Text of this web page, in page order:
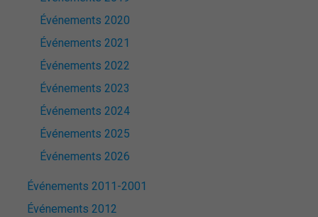
Événements 2020
Événements 2021
Événements 2022
Événements 2023
Événements 2024
Événements 2025
Événements 2026
Événements 2011-2001
Événements 2012